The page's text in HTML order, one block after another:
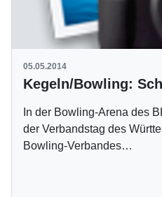
05.05.2014
In der Bowling-Arena des
der Verbandstag des
Bowling-Verbandes…